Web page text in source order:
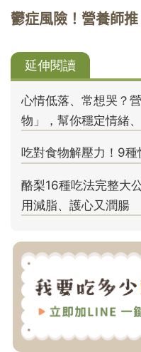
鬱症風險！營養師